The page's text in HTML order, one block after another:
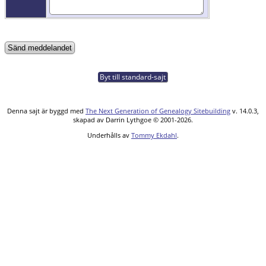
Byt till standard-sajt
Denna sajt är byggd med The Next Generation of Genealogy Sitebuilding v. 14.0.3,
skapad av Darrin Lythgoe © 2001-2026.
Underhålls av Tommy Ekdahl.